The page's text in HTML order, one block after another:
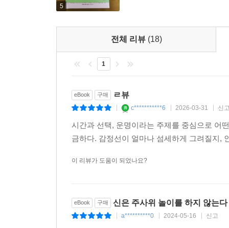
우연의 법칙 5.
충분함의 법칙: 그냥 맞는다고 치자
성서에는 특정한 철자 열을 발견하기 위해 탐색
허용하도록 탐색 범위를 확장하면, 원하는 철자
숨어서 도와달라고 외치는 누군가를 여태 발견하
암호 발견 확률을 높이는 방법은 더 있다. 일치의
를 탐색했지만, 철자법이 약간 틀린 hlpe, hepl
발견할 확률은 높아질 테고 따라서 더 많은 일치
우연의 법칙을 어떻게 사용할 수 있을까?
5
전체 리뷰 (18)
1
eBook 구매 ㄹ뷰
c***********6 2026-03-31 신
시간과 선택, 운명이라는 주제를 중심으로 어
금하다. 감정선이 얼마나 섬세하게 그려질지,
이 리뷰가 도움이 되었나요?
eBook 구매 신은 주사위 놀이를 하지 않는다
a**********0 2024-05-16 신고